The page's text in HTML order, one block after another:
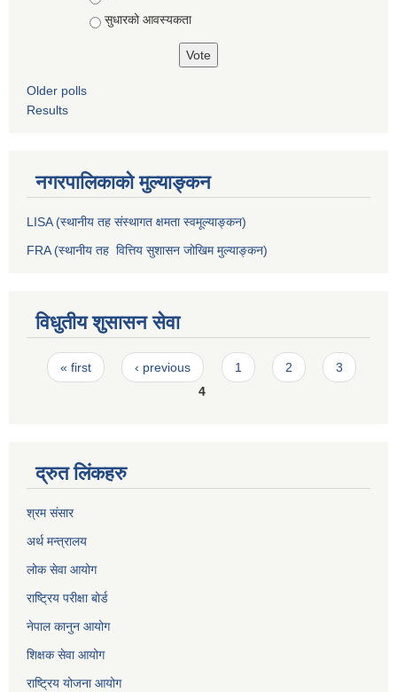
सुधारको आवस्यकता
Older polls
Results
नगरपालिकाको मुल्याङ्कन
LISA (स्थानीय तह संस्थागत क्षमता स्वमूल्याङ्कन)
FRA (स्थानीय तह वित्तिय सुशासन जोखिम मुल्याङ्कन)
विधुतीय शुसासन सेवा
Pages
« first ‹ previous 1 2
3
4
द्रुत लिंकहरु
श्रम संसार
अर्थ मन्त्रालय
लोक सेवा आयोग
राष्ट्रिय परीक्षा बोर्ड
नेपाल कानुन आयोग
शिक्षक सेवा आयोग
राष्ट्रिय योजना आयोग